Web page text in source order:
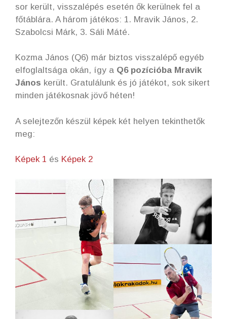
sor került, visszalépés esetén ők kerülnek fel a
főtáblára. A három játékos: 1. Mravik János, 2.
Szabolcsi Márk, 3. Sáli Máté.
Kozma János (Q6) már biztos visszalépő egyéb
elfoglaltsága okán, így a Q6 pozícióba Mravik
János került. Gratulálunk és jó játékot, sok sikert
minden játékosnak jövő héten!
A selejtezőn készül képek két helyen tekinthetők
meg:
Képek 1 és Képek 2